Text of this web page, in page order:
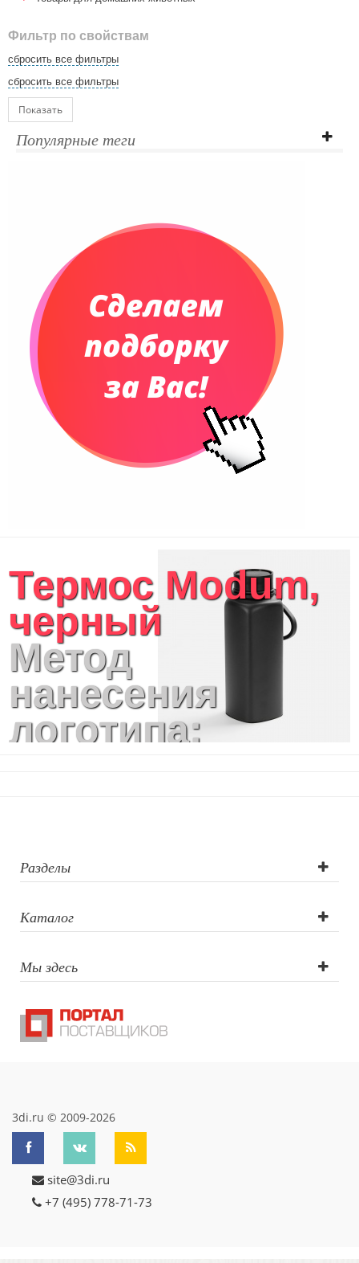
Фильтр по свойствам
сбросить все фильтры
сбросить все фильтры
Показать
Популярные теги
Термос Modum,
черный
Метод
нанесения
логотипа:
Лазерная
гравировка, УФ-
DTF печать
Разделы
Каталог
Мы здесь
3di.ru © 2009-2026
site@3di.ru
+7 (495) 778-71-73